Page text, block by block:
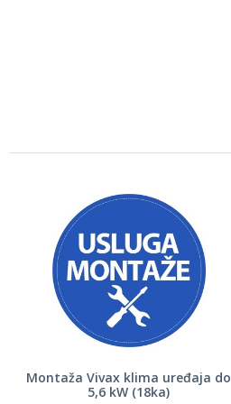
Montaža Vivax klima uređaja do
5,6 kW (18ka)